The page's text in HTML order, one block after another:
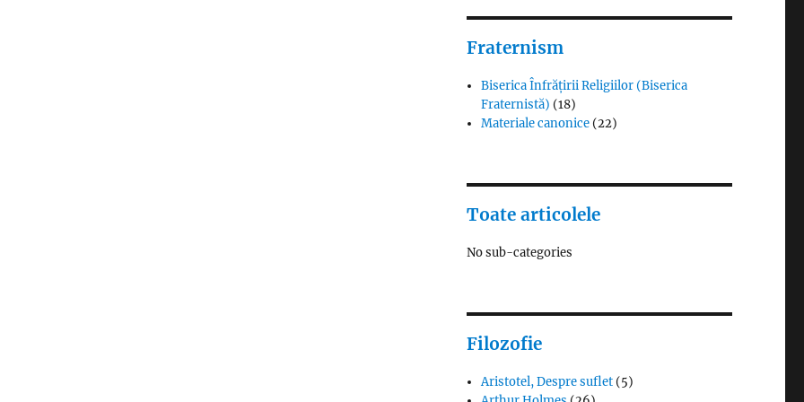
Fraternism
Biserica Înfrățirii Religiilor (Biserica
Fraternistă) (18)
Materiale canonice (22)
Toate articolele
No sub-categories
Filozofie
Aristotel, Despre suflet (5)